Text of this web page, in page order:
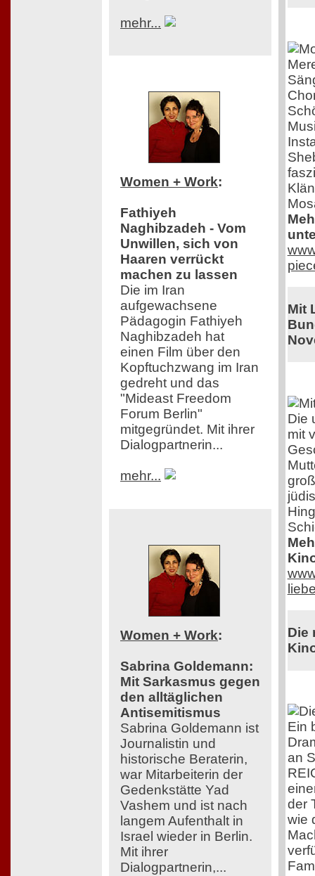
mehr...
Women + Work:
Fathiyeh
Naghibzadeh - Vom
Unwillen, sich von
Haaren verrückt
machen zu lassen
Die im Iran
aufgewachsene
Pädagogin Fathiyeh
Naghibzadeh hat
einen Film über den
Kopftuchzwang im Iran
gedreht und das
"Mideast Freedom
Forum Berlin"
mitgegründet. Mit ihrer
Dialogpartnerin...
mehr...
Women + Work:
Sabrina Goldemann:
Mit Sarkasmus gegen
den alltäglichen
Antisemitismus
Sabrina Goldemann ist
Journalistin und
historische Beraterin,
war Mitarbeiterin der
Gedenkstätte Yad
Vashem und ist nach
langem Aufenthalt in
Israel wieder in Berlin.
Mit ihrer
Dialogpartnerin,...
Mit
Die
mit
Die
Ein
an
der
wie